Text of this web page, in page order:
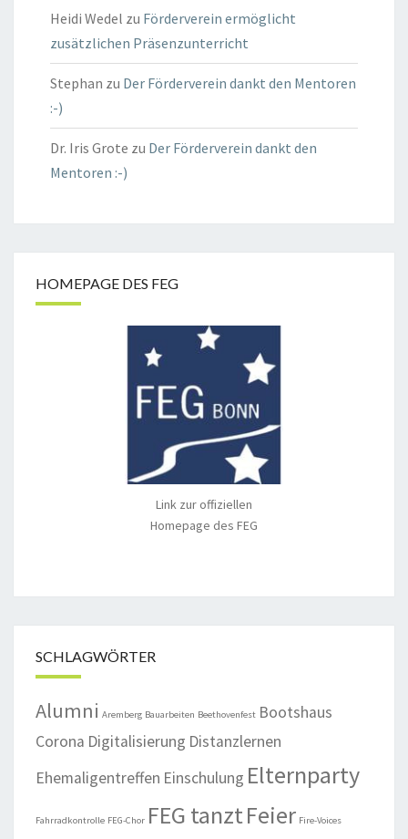
Heidi Wedel zu Förderverein ermöglicht
zusätzlichen Präsenzunterricht
Stephan zu Der Förderverein dankt den Mentoren
:-)
Dr. Iris Grote zu Der Förderverein dankt den
Mentoren :-)
HOMEPAGE DES FEG
Link zur offiziellen
Homepage des FEG
SCHLAGWÖRTER
Alumni Aremberg Bauarbeiten Beethovenfest Bootshaus
Corona Digitalisierung Distanzlernen
Ehemaligentreffen Einschulung Elternparty
Fahrradkontrolle FEG-Chor FEG tanztFeier Fire-Voices